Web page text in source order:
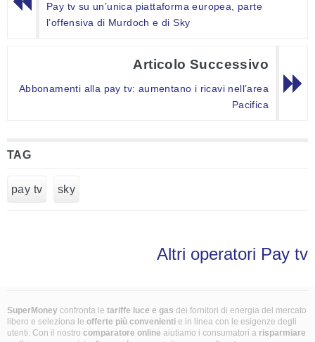
Pay tv su un’unica piattaforma europea, parte
l’offensiva di Murdoch e di Sky
Articolo Successivo
Abbonamenti alla pay tv: aumentano i ricavi nell’area
Pacifica
TAG
pay tv sky
Altri operatori Pay tv
SuperMoney confronta le tariffe luce e gas dei fornitori di energia del mercato
libero e seleziona le offerte più convenienti e in linea con le esigenze degli
utenti. Con il nostro comparatore online aiutiamo i consumatori a risparmiare